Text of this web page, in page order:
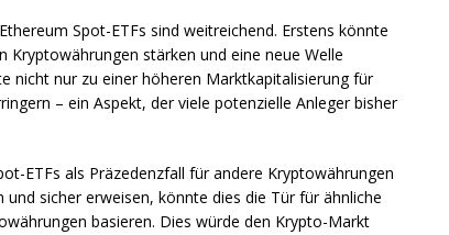
Spot-ETFs sind weitreichend. Erstens könnte
Kryptowährungen stärken und eine neue Welle
nicht nur zu einer höheren Marktkapitalisierung für
– ein Aspekt, der viele potenzielle Anleger bisher
ETFs als Präzedenzfall für andere Kryptowährungen
sicher erweisen, könnte dies die Tür für ähnliche
basieren. Dies würde den Krypto-Markt